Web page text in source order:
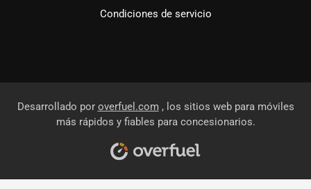
Condiciones de servicio
Desarrollado por overfuel.com , los sitios web para móviles
más rápidos y fiables para concesionarios.